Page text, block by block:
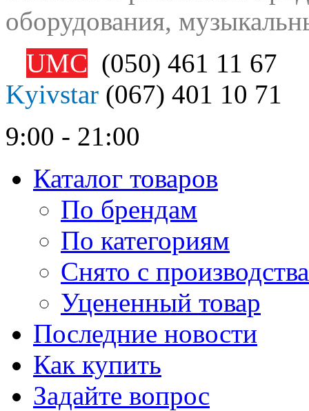
оборудования,
UMC (050) 461 11 67
Kyivstar (067) 401 10 71
9:00 - 21:00
Каталог товаров
По брендам
По категориям
Снято с производства
Уцененный товар
Последние новости
Как купить
Задайте вопрос